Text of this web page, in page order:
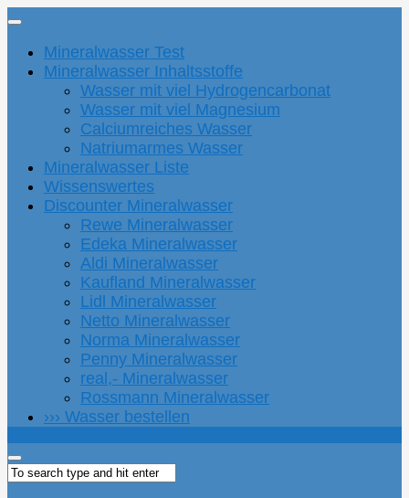
Mineralwasser Test
Mineralwasser Inhaltsstoffe
Wasser mit viel Hydrogencarbonat
Wasser mit viel Magnesium
Calciumreiches Wasser
Natriumarmes Wasser
Mineralwasser Liste
Wissenswertes
Discounter Mineralwasser
Rewe Mineralwasser
Edeka Mineralwasser
Aldi Mineralwasser
Kaufland Mineralwasser
Lidl Mineralwasser
Netto Mineralwasser
Norma Mineralwasser
Penny Mineralwasser
real,- Mineralwasser
Rossmann Mineralwasser
››› Wasser bestellen